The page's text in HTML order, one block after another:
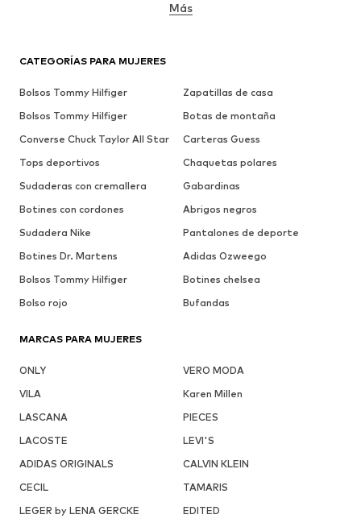
CATEGORÍAS PARA MUJERES
Bolsos Tommy Hilfiger
Zapatillas de casa
Bolsos Tommy Hilfiger
Botas de montaña
Converse Chuck Taylor All Star
Carteras Guess
Tops deportivos
Chaquetas polares
Sudaderas con cremallera
Gabardinas
Botines con cordones
Abrigos negros
Sudadera Nike
Pantalones de deporte
Botines Dr. Martens
Adidas Ozweego
Bolsos Tommy Hilfiger
Botines chelsea
Bolso rojo
Bufandas
MARCAS PARA MUJERES
ONLY
VERO MODA
VILA
Karen Millen
LASCANA
PIECES
LACOSTE
LEVI'S
ADIDAS ORIGINALS
CALVIN KLEIN
CECIL
TAMARIS
LEGER by LENA GERCKE
EDITED
Más